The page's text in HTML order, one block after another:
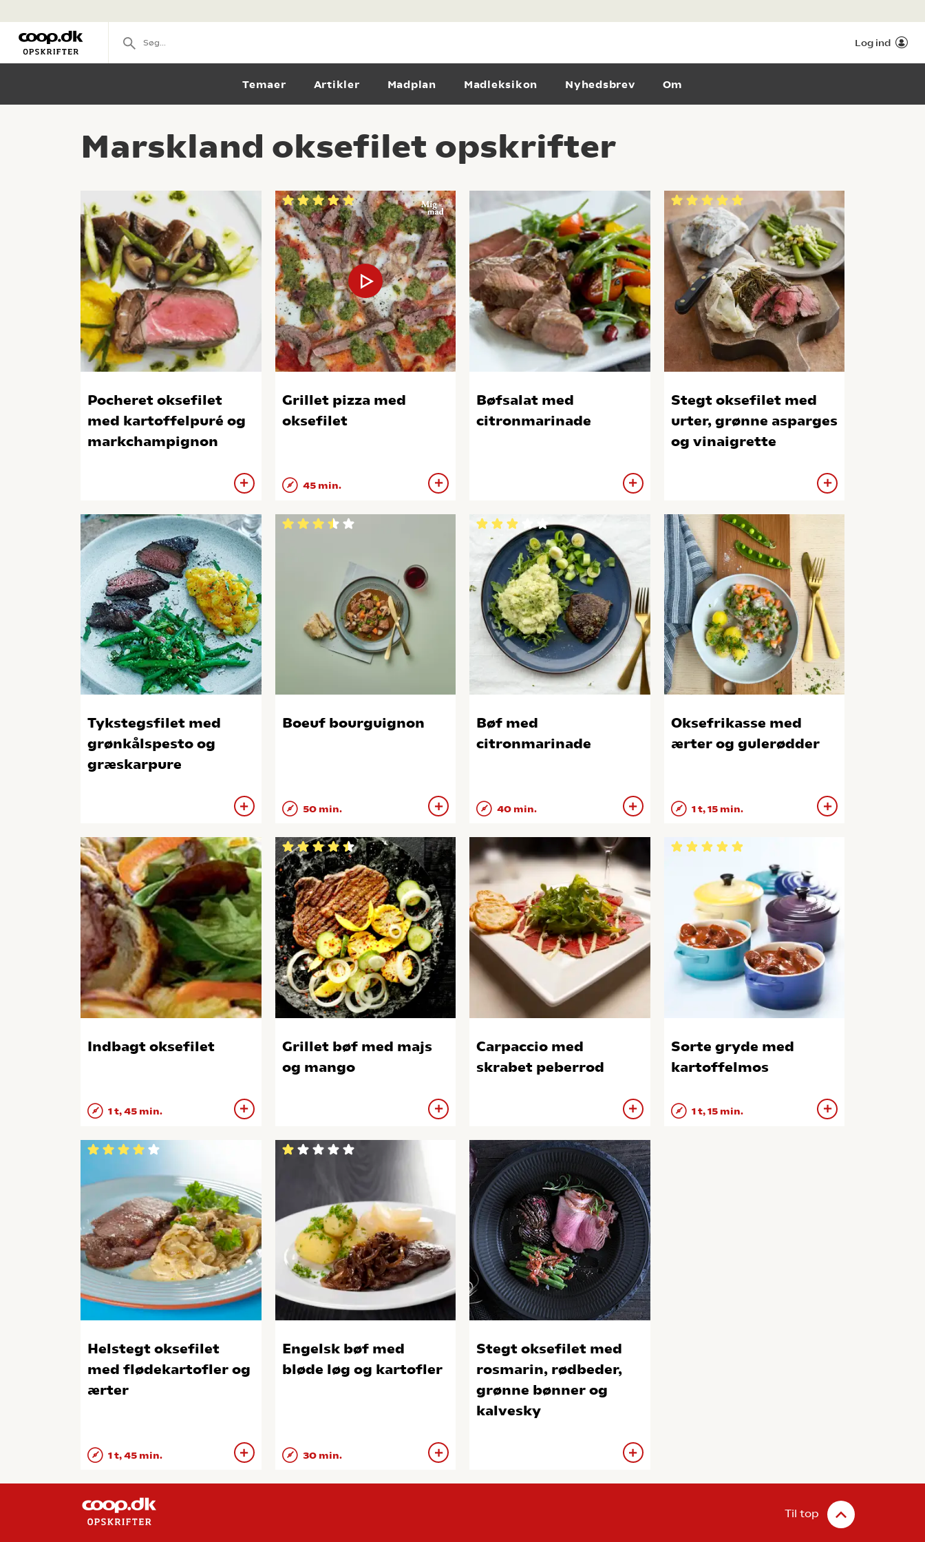
Log ind
Temaer Artikler Madplan Madleksikon Nyhedsbrev Om
Marskland oksefilet opskrifter
Pocheret oksefilet
med kartoffelpuré og
markchampignon
Grillet pizza med
oksefilet
45 min.
Bøfsalat med
citronmarinade
Stegt oksefilet med
urter, grønne asparges
og vinaigrette
Tykstegsfilet med
grønkålspesto og
græskarpure
Boeuf bourguignon
50 min.
Bøf med
citronmarinade
40 min.
Oksefrikasse med
ærter og gulerødder
1 t, 15 min.
Indbagt oksefilet
1 t, 45 min.
Grillet bøf med majs
og mango
Carpaccio med
skrabet peberrod
Sorte gryde med
kartoffelmos
1 t, 15 min.
Helstegt oksefilet
med flødekartofler og
ærter
1 t, 45 min.
Engelsk bøf med
bløde løg og kartofler
30 min.
Stegt oksefilet med
rosmarin, rødbeder,
grønne bønner og
kalvesky
Til top